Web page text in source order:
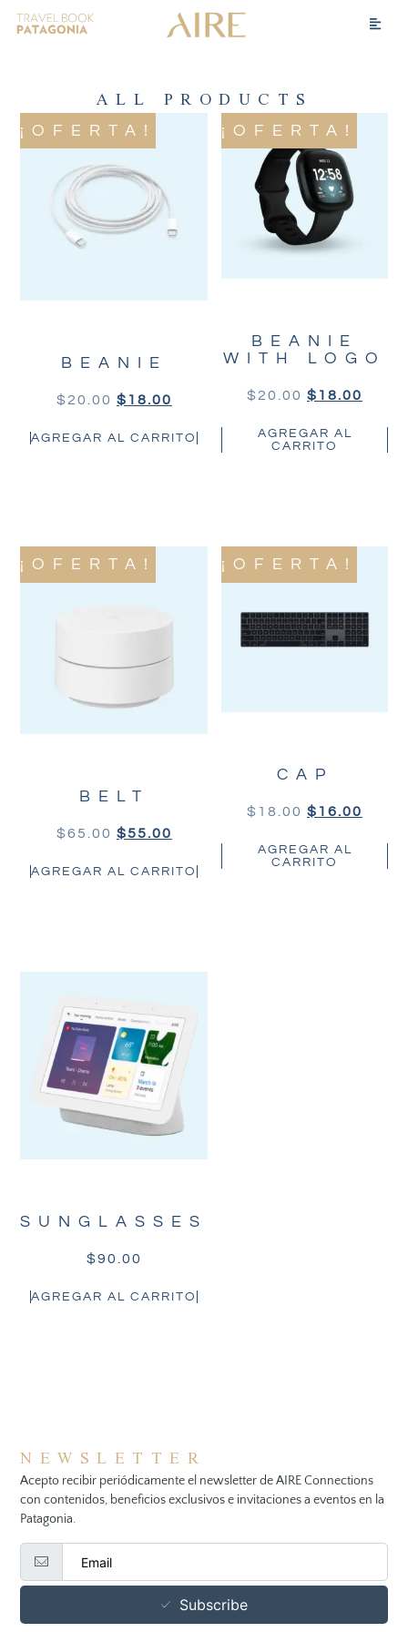
ALL PRODUCTS
¡OFERTA!
BEANIE
$20.00 $ 18.00
AGREGAR AL CARRITO
¡OFERTA!
BEANIE
WITH LOGO
$20.00 $ 18.00
AGREGAR AL
CARRITO
¡OFERTA!
BELT
$65.00 $55.00
AGREGAR AL CARRITO
¡OFERTA!
CAP
$ 18.00 $ 16.00
AGREGAR AL
CARRITO
SUNGLASSES
$90.00
AGREGAR AL CARRITO
NEWSLETTER
Acepto recibir periódicamente el newsletter de AIRE Connections
con contenidos, beneficios exclusivos e invitaciones a eventos en la
Patagonia.
Subscribe